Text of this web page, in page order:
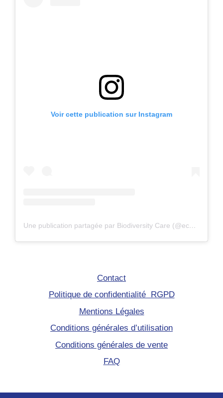
Voir cette publication sur Instagram
Une publication partagée par Biodiversity Care (@eco.volontaire)
Contact
Politique de confidentialité RGPD
Mentions Légales
Conditions générales d’utilisation
Conditions générales de vente
FAQ